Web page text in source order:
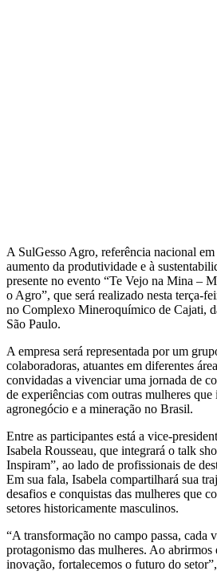
A SulGesso Agro, referência nacional
aumento da produtividade e à
presente no evento “Te Vejo na Mina –
o Agro”, que será realizado nesta terça-
no Complexo Mineroquímico de Cajati,
São Paulo.
A empresa será representada por um
colaboradoras, atuantes em diferentes
convidadas a vivenciar uma jornada de
de experiências com outras mulheres
agronegócio e a mineração no Brasil.
Entre as participantes está a vice-
Isabela Rousseau, que integrará o talk
Inspiram”, ao lado de profissionais de
Em sua fala, Isabela compartilhará sua
desafios e conquistas das mulheres que
setores historicamente masculinos.
“A transformação no campo passa, cada
protagonismo das mulheres. Ao abrirmos
inovação, fortalecemos o futuro do